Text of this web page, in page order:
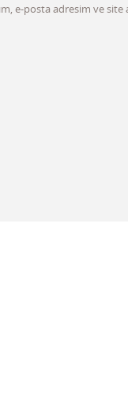
e-posta adresim ve